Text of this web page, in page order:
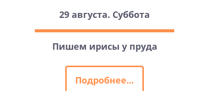
29 августа. Суббота
Пишем ирисы у пруда
Подробнее...